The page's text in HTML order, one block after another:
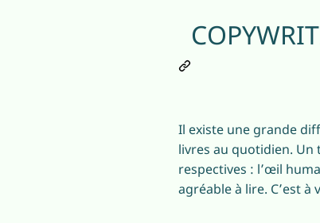
Il existe une grande
livres au quotidien.
respectives : l’œil
agréable à lire. C’est